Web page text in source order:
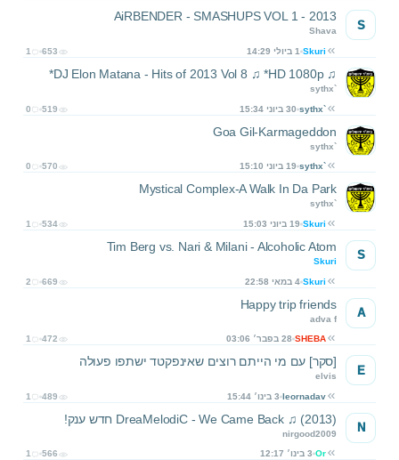
AiRBENDER - SMASHUPS VOL 1 - 2013
Shava
Skuri 1 ביולי 14:29 1 653
S
♫ DJ Elon Matana - Hits of 2013 Vol 8 ♫ *HD 1080p*
sythx`
sythx` 30 ביוני 15:34 0 519
Goa Gil-Karmageddon
sythx`
sythx` 19 ביוני 15:10 0 570
Mystical Complex-A Walk In Da Park
sythx`
Skuri 19 ביוני 15:03 1 534
Tim Berg vs. Nari & Milani - Alcoholic Atom
Skuri
Skuri 4 במאי 22:58 2 669
S
Happy trip friends
adva f
SHEBA 28 בפבר׳ 03:06 1 472
A
[סקר] עם מי הייתם רוצים שאינפקטד ישתפו פעולה
elvis
leornadav 3 בינו׳ 15:44 1 489
E
(DreaMelodiC - We Came Back ♫ (2013 חדש ענק!
nirgood2009
Or 3 בינו׳ 12:17 1 566
N